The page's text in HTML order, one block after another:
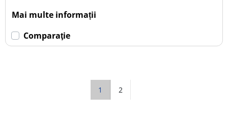
Mai multe informații
Comparaţie
1 2